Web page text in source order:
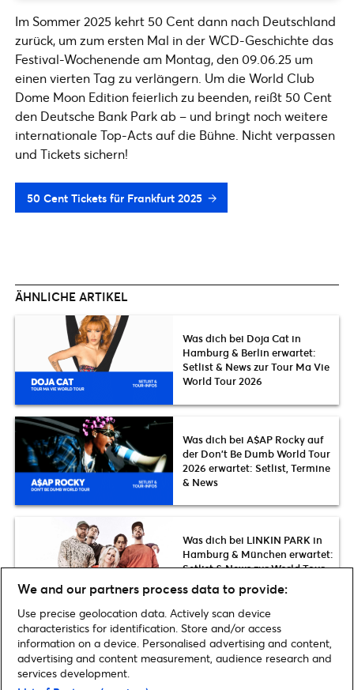
Im Sommer 2025 kehrt 50 Cent dann nach Deutschland
zurück, um zum ersten Mal in der WCD-Geschichte das
Festival-Wochenende am Montag, den 09.06.25 um
einen vierten Tag zu verlängern. Um die World Club
Dome Moon Edition feierlich zu beenden, reißt 50 Cent
den Deutsche Bank Park ab – und bringt noch weitere
internationale Top-Acts auf die Bühne. Nicht verpassen
und Tickets sichern!
50 Cent Tickets für Frankfurt 2025
ÄHNLICHE ARTIKEL
Was dich bei Doja Cat in
Hamburg & Berlin erwartet:
Setlist & News zur Tour Ma Vie
World Tour 2026
Was dich bei A$AP Rocky auf
der Don’t Be Dumb World Tour
2026 erwartet: Setlist, Termine
& News
Was dich bei LINKIN PARK in
Hamburg & München erwartet:
Setlist & News zur World Tour
2026
Musik
50 Cent beim World Club Dome 2025: Tickets & Infos zum
Stadion-Konzert in Frankfurt
We and our partners process data to provide:
Use precise geolocation data. Actively scan device
characteristics for identification. Store and/or access
information on a device. Personalised advertising and content,
advertising and content measurement, audience research and
services development.